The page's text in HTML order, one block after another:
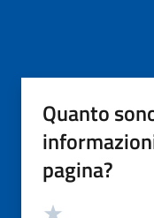
Quanto
pagina?
Valutazione